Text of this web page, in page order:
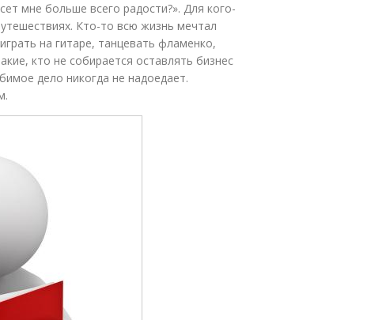
мне больше всего радости?». Для кого-
Кто-то всю жизнь мечтал
на гитаре, танцевать фламенко,
кто не собирается оставлять бизнес
дело никогда не надоедает.